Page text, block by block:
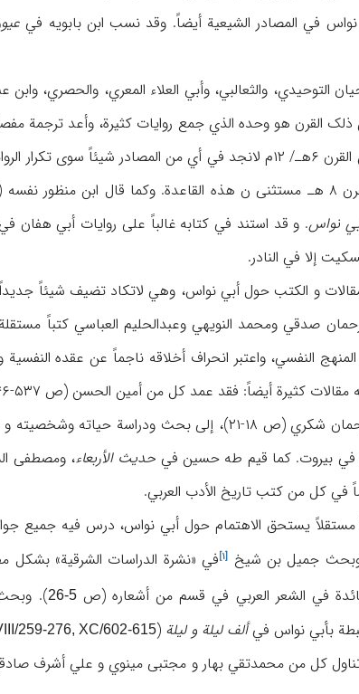
۵هـ/ ۱۱م في آثار أبي حیان التوحیدي، والثعالبي، وأبي العلاء المعري،
ذلک القرن هو وحده الذي جمع روایات کثیرة، وأعد ترجمة
ونقل آراء البعض من النقادین لشعره. و اعتباراً من القرن ۶هـ/ ۱۲م لانجد في
نواس. و قد استند في کتابه غالباً علی روایات أبي هفان
إلا في النادر.
و الکتب حول أبي نواس، وهي لاتکاد تضیف شیئاً
صدقي ومحمد النویهي وعبدالحلیم العباسي کتباً
النفسي، واعتبر انحراف أخلاقه ناجماً عن عقده النفسیة
۲۲-۲۶)، ومصطفی عبدالرزاق (ص ۷-۱۳)، وعبدالرحمان شکري (ص ۱۸-
في بیروت. کما قیم طه حسین في حدیث الأربعاء، ومصطفی
في کل من کتب تاریخ الأدب العربي.
مستقلاً یستحق الاهتمام حول أبي نواس، درس فیه
شیخ [۱] في «نشرة الدراسات الشرقیة»
في الشعر العربي في قسم من أشعاره (ص5-26
).
بأبي نواس فيألف لیلة و لیلة (
259-276, XC/602-615
تناول کل من محمدتقي بهار و مجتبی مینوي و علي أشرف صادقي